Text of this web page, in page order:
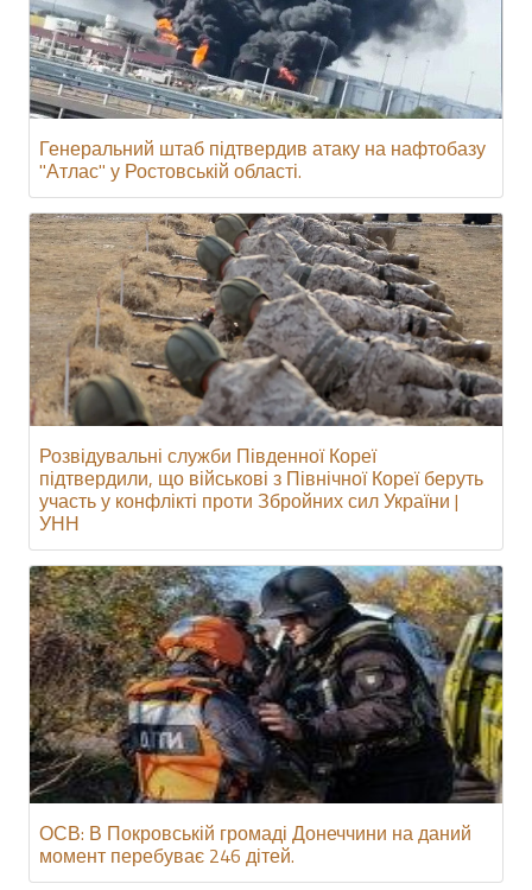
Генеральний штаб підтвердив атаку на нафтобазу
"Атлас" у Ростовській області.
Розвідувальні служби Південної Кореї
підтвердили, що військові з Північної Кореї беруть
участь у конфлікті проти Збройних сил України |
УНН
ОСВ: В Покровській громаді Донеччини на даний
момент перебуває 246 дітей.